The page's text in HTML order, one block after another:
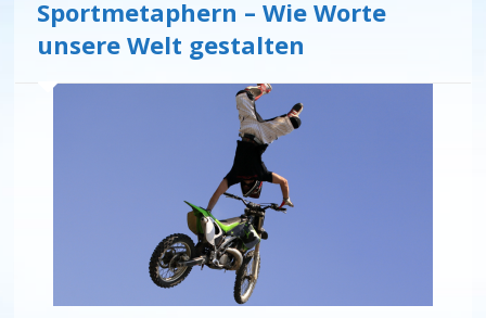
Sportmetaphern – Wie Worte
unsere Welt gestalten